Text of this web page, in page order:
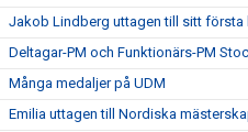
Jakob Lindberg uttagen till sitt
Deltagar-PM och Funktionärs-PM
Många medaljer på UDM
Emilia uttagen till Nordiska